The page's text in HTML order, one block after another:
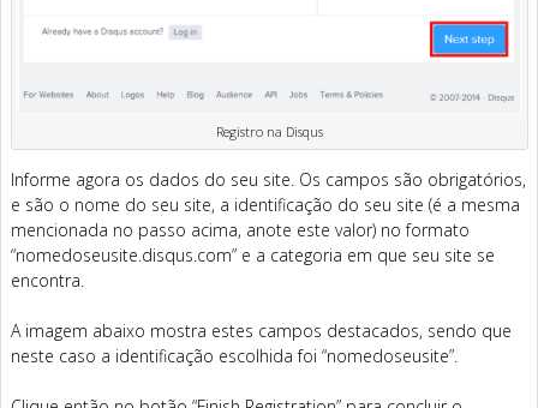
Registro na Disqus
Informe agora os dados do seu site. Os campos são obrigatórios,
e são o nome do seu site, a identificação do seu site (é a mesma
mencionada no passo acima, anote este valor) no formato
“nomedoseusite.disqus.com” e a categoria em que seu site se
encontra.
A imagem abaixo mostra estes campos destacados, sendo que
neste caso a identificação escolhida foi “nomedoseusite”.